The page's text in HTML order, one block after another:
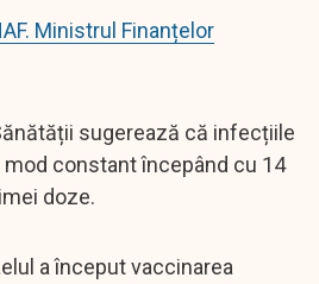
Ministrul Finanțelor
sugerează că infecțiile
constant începând cu 14
doze.
a început vaccinarea